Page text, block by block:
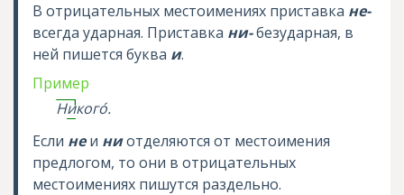
В отрицательных местоимениях приставка не-
всегда ударная. Приставка ни-безударная, в
ней пишется буква и.
Пример
Никого.
Если неи ниотделяются от местоимения
предлогом, то они в отрицательных
местоимениях пишутся раздельно.